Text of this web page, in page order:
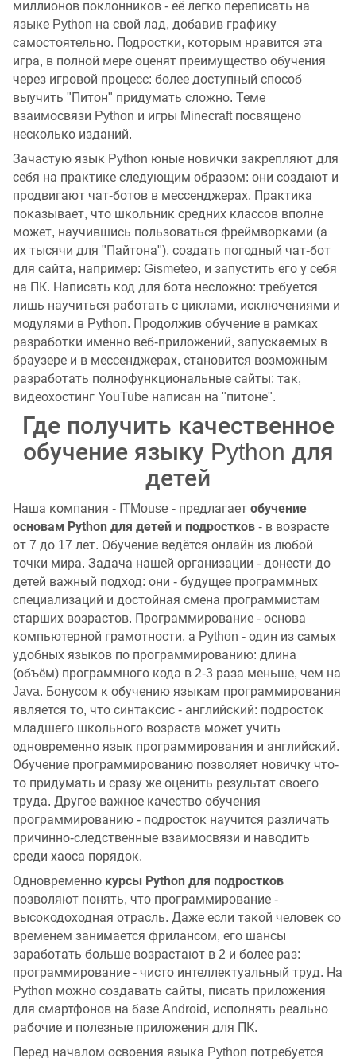
миллионов поклонников - её легко переписать на
языке Python на свой лад, добавив графику
самостоятельно. Подростки, которым нравится эта
игра, в полной мере оценят преимущество обучения
через игровой процесс: более доступный способ
выучить "Питон" придумать сложно. Теме
взаимосвязи Python и игры Minecraft посвящено
несколько изданий.
Зачастую язык Python юные новички закрепляют для
себя на практике следующим образом: они создают и
продвигают чат-ботов в мессенджерах. Практика
показывает, что школьник средних классов вполне
может, научившись пользоваться фреймворками (а
их тысячи для "Пайтона"), создать погодный чат-бот
для сайта, например: Gismeteo, и запустить его у себя
на ПК. Написать код для бота несложно: требуется
лишь научиться работать с циклами, исключениями и
модулями в Python. Продолжив обучение в рамках
разработки именно веб-приложений, запускаемых в
браузере и в мессенджерах, становится возможным
разработать полнофункциональные сайты: так,
видеохостинг YouTube написан на "питоне".
Где получить качественное
обучение языку Python для
детей
Наша компания - ITMouse - предлагает обучение
основам Python для детей и подростков - в возрасте
от 7 до 17 лет. Обучение ведётся онлайн из любой
точки мира. Задача нашей организации - донести до
детей важный подход: они - будущее программных
специализаций и достойная смена программистам
старших возрастов. Программирование - основа
компьютерной грамотности, а Python - один из самых
удобных языков по программированию: длина
(объём) программного кода в 2-3 раза меньше, чем на
Java. Бонусом к обучению языкам программирования
является то, что синтаксис - английский: подросток
младшего школьного возраста может учить
одновременно язык программирования и английский.
Обучение программированию позволяет новичку что-
то придумать и сразу же оценить результат своего
труда. Другое важное качество обучения
программированию - подросток научится различать
причинно-следственные взаимосвязи и наводить
среди хаоса порядок.
Одновременно курсы Python для подростков
позволяют понять, что программирование -
высокодоходная отрасль. Даже если такой человек со
временем занимается фрилансом, его шансы
заработать больше возрастают в 2 и более раз:
программирование - чисто интеллектуальный труд. На
Python можно создавать сайты, писать приложения
для смартфонов на базе Android, исполнять реально
рабочие и полезные приложения для ПК.
Перед началом освоения языка Python потребуется